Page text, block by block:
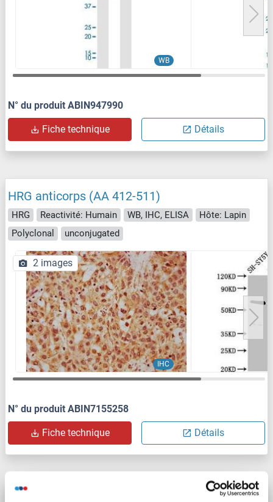
WB
N° du produit ABIN947990
Fiche technique Détails
HRG anticorps (AA 412-511)
HRG Reactivité: Humain WB, IHC, ELISA
Hôte: Lapin
Polyclonal
unconjugated
IHC
2 images
N° du produit ABIN7155258
Fiche technique Détails